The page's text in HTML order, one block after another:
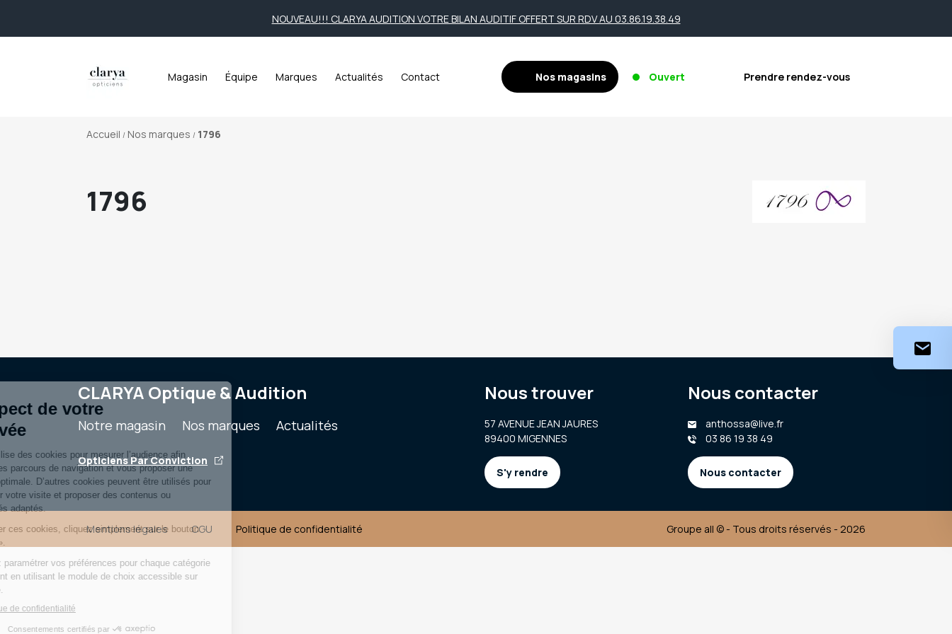
NOUVEAU!!! CLARYA AUDITION VOTRE BILAN AUDITIF OFFERT SUR RDV AU 03.86.19.38.49
Magasin Équipe Marques Actualités Contact Nos magasins Ouvert Prendre rendez-vous
Accueil Nos marques 1796
1796
CLARYA Optique & Audition
Notre magasin Nos marques Actualités
Opticiens Par Conviction
Nous trouver
57 AVENUE JEAN JAURES
89400 MIGENNES
S'y rendre
Nous contacter
anthossa@live.fr
03 86 19 38 49
Nous contacter
Mentions légales CGU Politique de confidentialité Groupe all © - Tous droits réservés - 2026